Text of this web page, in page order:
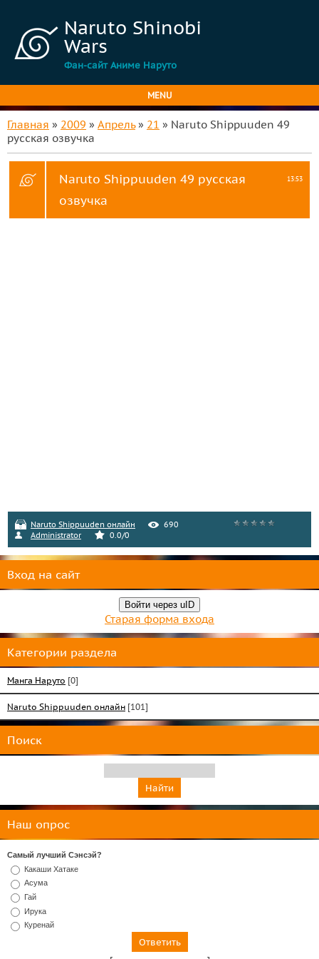
Naruto Shinobi
Wars
Фан-сайт Аниме Наруто
MENU
Главная » 2009 » Апрель » 21 » Naruto Shippuuden 49
русская озвучка
13:53
Naruto Shippuuden 49 русская
озвучка
Naruto Shippuuden онлайн
690
Administrator
0.0/0
Вход на сайт
Войти через uID
Старая форма входа
Категории раздела
Манга Наруто [0]
Naruto Shippuuden онлайн [101]
Поиск
Наш опрос
Самый лучший Сэнсэй?
Какаши Хатаке
Асума
Гай
Ирука
Куренай